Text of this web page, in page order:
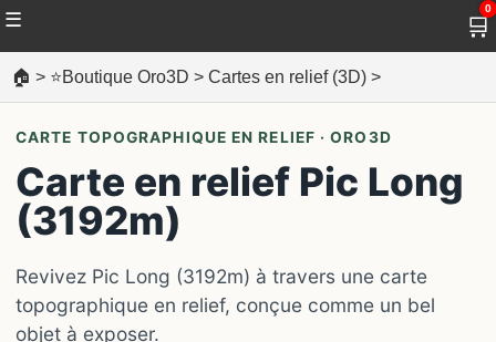
☰ 🛒
0
🏠 > ⭐Boutique Oro3D > Cartes en relief (3D) >
CARTE TOPOGRAPHIQUE EN RELIEF · ORO3D
Carte en relief Pic Long
(3192m)
Revivez Pic Long (3192m) à travers une carte
topographique en relief, conçue comme un bel
objet à exposer.